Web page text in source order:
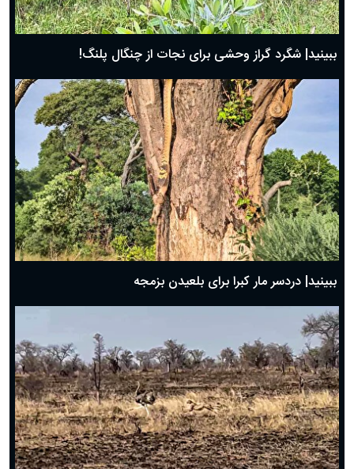
ببینید| شگرد گراز وحشی برای نجات از چنگال پلنگ!
ببینید| دردسر مار کبرا برای بلعیدن بزمجه